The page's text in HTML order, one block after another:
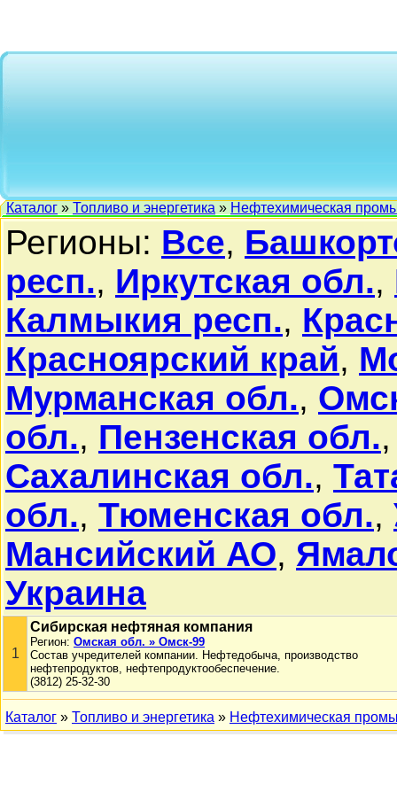
Каталог » Топливо и энергетика » Нефтехимическая
Регионы: Все,
респ., Иркутская обл.,
Калмыкия респ.,
Красноярский край,
Мурманская обл.,
обл., Пензенская обл.
Сахалинская обл.,
обл., Тюменская обл.,
Мансийский АО,
Украина
1
Сибирская нефтяная компания
Регион: Омская обл. » Омск-99
Состав учредителей компании. Нефтедобыча, производство
нефтепродуктов, нефтепродуктообеспечение.
(3812) 25-32-30
Каталог » Топливо и энергетика » Нефтехимическая